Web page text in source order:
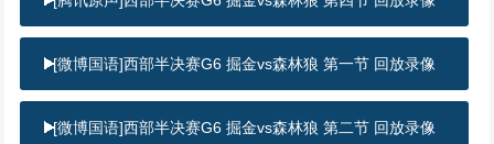
[微博国语]西部半决赛G6 掘金vs森林狼 第一节 回放录像
[微博国语]西部半决赛G6 掘金vs森林狼 第二节 回放录像